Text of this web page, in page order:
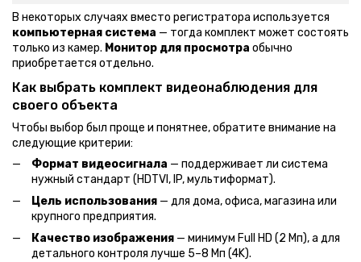
В некоторых случаях вместо регистратора используется
компьютерная система — тогда комплект может состоять
только из камер. Монитор для просмотра обычно
приобретается отдельно.
Как выбрать комплект видеонаблюдения для
своего объекта
Чтобы выбор был проще и понятнее, обратите внимание на
следующие критерии:
Формат видеосигнала — поддерживает ли система
нужный стандарт (HDTVI, IP, мультиформат).
Цель использования — для дома, офиса, магазина или
крупного предприятия.
Качество изображения — минимум Full HD (2 Мп), а для
детального контроля лучше 5–8 Мп (4K).